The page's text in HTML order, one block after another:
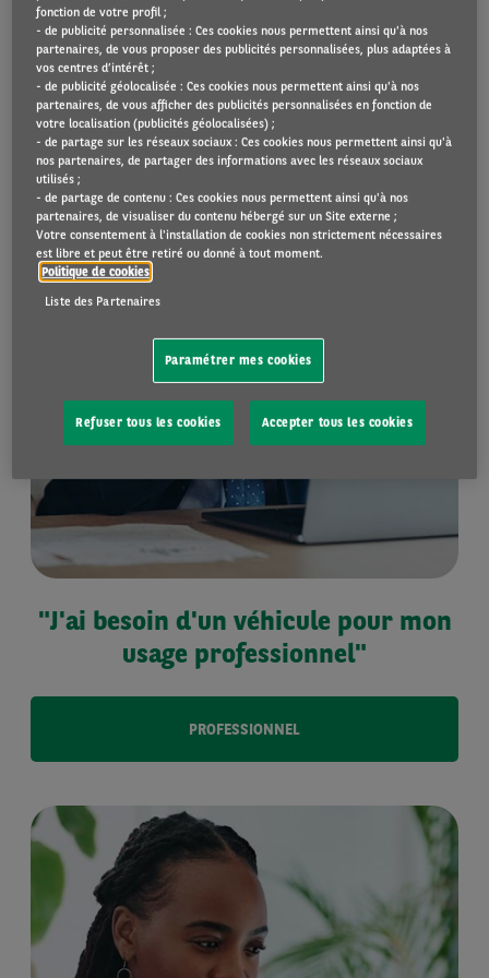
"J'ai besoin d'un véhicule pour mon
usage professionnel"
PROFESSIONNEL
fonction de votre profil ;
- de publicité personnalisée : Ces cookies nous permettent ainsi qu'à nos
partenaires, de vous proposer des publicités personnalisées, plus adaptées à
vos centres d’intérêt ;
- de publicité géolocalisée : Ces cookies nous permettent ainsi qu'à nos
partenaires, de vous afficher des publicités personnalisées en fonction de
votre localisation (publicités géolocalisées) ;
- de partage sur les réseaux sociaux : Ces cookies nous permettent ainsi qu'à
nos partenaires, de partager des informations avec les réseaux sociaux
utilisés ;
- de partage de contenu : Ces cookies nous permettent ainsi qu'à nos
partenaires, de visualiser du contenu hébergé sur un Site externe ;
Votre consentement à l'installation de cookies non strictement nécessaires
est libre et peut être retiré ou donné à tout moment.
Politique de cookies
Liste des Partenaires
Paramétrer mes cookies
Refuser tous les cookies Accepter tous les cookies